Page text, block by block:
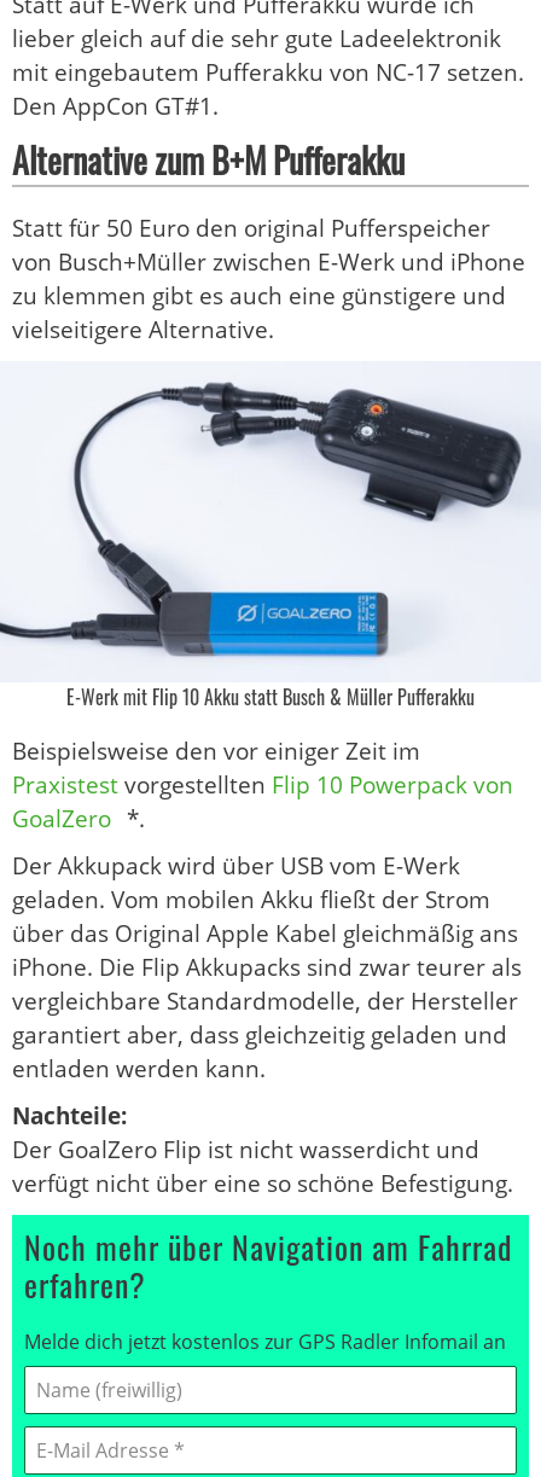
lieber gleich auf die sehr gute Ladeelektronik
mit eingebautem Pufferakku von NC-17 setzen.
Den AppCon GT#1.
Alternative zum B+M Pufferakku
Statt für 50 Euro den original Pufferspeicher
von Busch+Müller zwischen E-Werk und iPhone
zu klemmen gibt es auch eine günstigere und
vielseitigere Alternative.
E-Werk mit Flip 10 Akku statt Busch & Müller Pufferakku
Beispielsweise den vor einiger Zeit im
Praxistestvorgestellten Flip 10 Powerpack von
GoalZero *.
Der Akkupack wird über USB vom E-Werk
geladen. Vom mobilen Akku fließt der Strom
über das Original Apple Kabel gleichmäßig ans
iPhone. Die Flip Akkupacks sind zwar teurer als
vergleichbare Standardmodelle, der Hersteller
garantiert aber, dass gleichzeitig geladen und
entladen werden kann.
Nachteile:
Der GoalZero Flip ist nicht wasserdicht und
verfügt nicht über eine so schöne Befestigung.
Noch mehr über Navigation am Fahrrad
erfahren?
Melde dich jetzt kostenlos zur GPS Radler Infomail an